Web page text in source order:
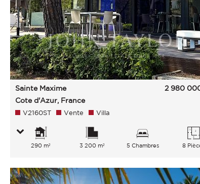
Sainte Maxime
Cote d'Azur, France
2 980
V2160ST Vente Villa
290 m² 3 200 m² 5 Chambres 8